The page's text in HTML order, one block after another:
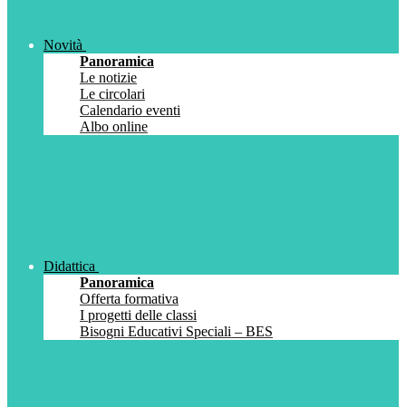
Novità
Panoramica
Le notizie
Le circolari
Calendario eventi
Albo online
Didattica
Panoramica
Offerta formativa
I progetti delle classi
Bisogni Educativi Speciali – BES